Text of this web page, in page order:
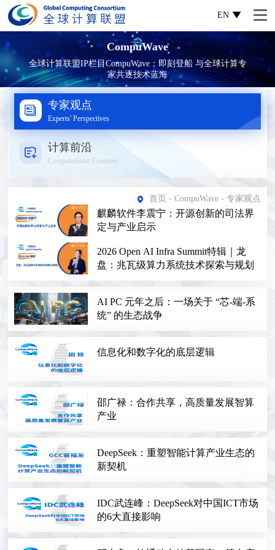
EN
CompuWave
全球计算联盟IP栏目CompuWave：即刻登船 与全球计算专
家共逐技术蓝海
专家观点
Experts' Perspectives
计算前沿
Computational Frontiers
首页 - CompuWave- 专家观点
麒麟软件李震宁：开源创新的司法界
定与产业启示
2026 Open AI Infra Summit特辑｜龙
盘：兆瓦级算力系统技术探索与规划
AI PC 元年之后：一场关于 “芯-端-系
统” 的生态战争
信息化和数字化的底层逻辑
邵广禄：合作共享，高质量发展智算
产业
DeepSeek：重塑智能计算产业生态的
新契机
IDC武连峰：DeepSeek对中国ICT市场
的6大直接影响